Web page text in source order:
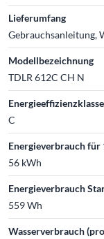
Lieferumfang
Gebrauchsanleitung,
Modellbezeichnung
TDLR 612C CH N
C
Energieverbrauch für
56 kWh
Energieverbrauch
559 Wh
Wasserverbrauch